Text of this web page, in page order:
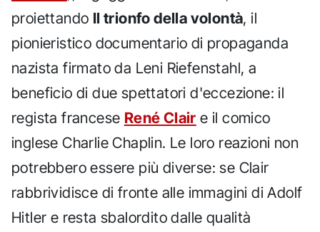
proiettando Il trionfo della volontà, il
pionieristico documentario di propaganda
nazista firmato da Leni Riefenstahl, a
beneficio di due spettatori d'eccezione: il
regista francese René Clair e il comico
inglese Charlie Chaplin. Le loro reazioni non
potrebbero essere più diverse: se Clair
rabbrividisce di fronte alle immagini di Adolf
Hitler e resta sbalordito dalle qualità